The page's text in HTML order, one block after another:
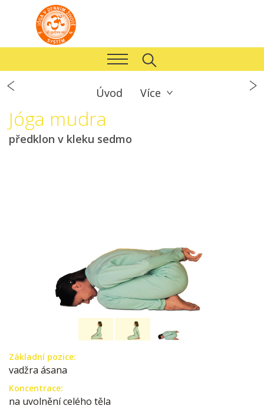
Úvod Více
Jóga mudra
předklon v kleku sedmo
Základní pozice:
vadžra ásana
Koncentrace:
na uvolnění celého těla